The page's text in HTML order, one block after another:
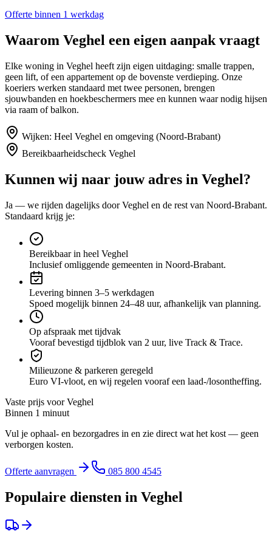
Offerte binnen 1 werkdag
Waarom Veghel een eigen aanpak vraagt
Elke woning in Veghel heeft zijn eigen uitdaging: smalle trappen,
geen lift, of een appartement op de bovenste verdieping. Onze
koeriers werken standaard met twee personen, brengen
sjouwbanden en hoekbeschermers mee en kunnen waar nodig hijsen
via raam of balkon.
Wijken: Heel Veghel en omgeving (Noord-Brabant)
Bereikbaarheidscheck Veghel
Kunnen wij naar jouw adres in Veghel?
Ja — we rijden dagelijks doorVeghel en de rest van Noord-Brabant.
Standaard krijg je:
Bereikbaar in heel Veghel
Inclusief omliggende gemeenten in Noord-Brabant.
Levering binnen 3–5 werkdagen
Spoed mogelijk binnen 24–48 uur, afhankelijk van planning.
Op afspraak met tijdvak
Vooraf bevestigd tijdblok van 2 uur, live Track & Trace.
Milieuzone & parkeren geregeld
Euro VI-vloot, en wij regelen vooraf een laad-/losontheffing.
Vaste prijs voorVeghel
Binnen 1 minuut
Vul je ophaal- en bezorgadres in en zie direct wat het kost — geen
verborgen kosten.
Offerte aanvragen 085 800 4545
Populaire diensten in Veghel